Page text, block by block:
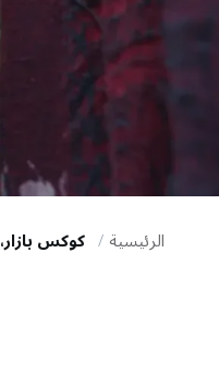
i
g
t الرئيسية كوكس